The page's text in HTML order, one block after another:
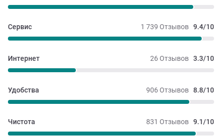
1 739 Отзывов 9.4/10
Сервис
26 Отзывов 3.3/10
Интернет
906 Отзывов 8.8/10
Удобства
831 Отзывов 9.1/10
Чистота